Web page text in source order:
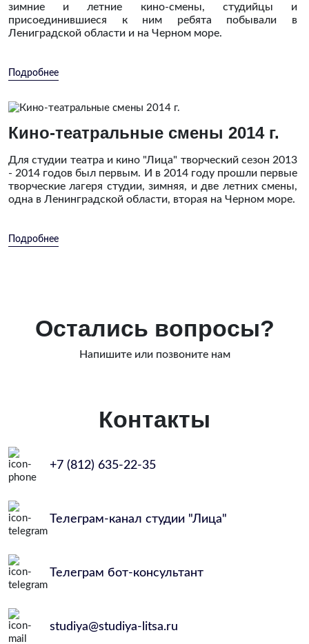
зимние и летние кино-смены, студийцы и
присоединившиеся к ним ребята побывали в
Лениградской области и на Черном море.
Подробнее
Кино-театральные смены 2014 г.
Для студии театра и кино "Лица" творческий сезон 2013
- 2014 годов был первым. И в 2014 году прошли первые
творческие лагеря студии, зимняя, и две летних смены,
одна в Ленинградской области, вторая на Черном море.
Подробнее
Остались вопросы?
Напишите или позвоните нам
Контакты
+7 (812) 635-22-35
Телеграм-канал студии "Лица"
Телеграм бот-консультант
studiya@studiya-litsa.ru